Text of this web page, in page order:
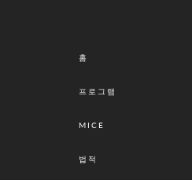
홈
프로그램
MICE
법적